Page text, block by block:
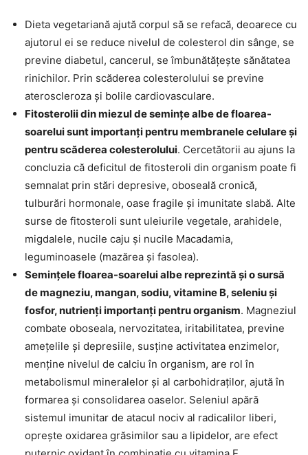
Dieta vegetariană ajută corpul să se refacă, deoarece cu
ajutorul ei se reduce nivelul de colesterol din sânge, se
previne diabetul, cancerul, se îmbunătățește sănătatea
rinichilor. Prin scăderea colesterolului se previne
ateroscleroza și bolile cardiovasculare.
Fitosterolii din miezul de semințe albe de floarea-
soarelui sunt importanți pentru membranele celulare și
pentru scăderea colesterolului. Cercetătorii au ajuns la
concluzia că deficitul de fitosteroli din organism poate fi
semnalat prin stări depresive, oboseală cronică,
tulburări hormonale, oase fragile și imunitate slabă. Alte
surse de fitosteroli sunt uleiurile vegetale, arahidele,
migdalele, nucile caju și nucile Macadamia,
leguminoasele (mazărea și fasolea).
Semințele floarea-soarelui albe reprezintă și o sursă
de magneziu, mangan, sodiu, vitamine B, seleniu și
fosfor, nutrienți importanți pentru organism. Magneziul
combate oboseala, nervozitatea, iritabilitatea, previne
amețelile și depresiile, susține activitatea enzimelor,
menține nivelul de calciu în organism, are rol în
metabolismul mineralelor și al carbohidraților, ajută în
formarea și consolidarea oaselor. Seleniul apără
sistemul imunitar de atacul nociv al radicalilor liberi,
oprește oxidarea grăsimilor sau a lipidelor, are efect